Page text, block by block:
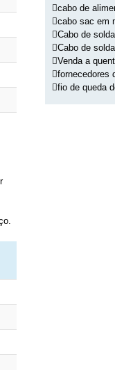
cabo de
cabo sac em
Cabo de
Cabo de
Venda a
fornecedores
fio de queda